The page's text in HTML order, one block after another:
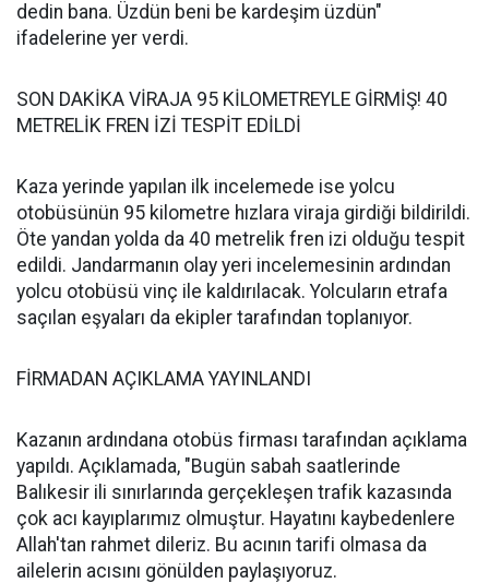
dedin bana. Üzdün beni be kardeşim üzdün"
ifadelerine yer verdi.
SON DAKİKA VİRAJA 95 KİLOMETREYLE GİRMİŞ! 40
METRELİK FREN İZİ TESPİT EDİLDİ
Kaza yerinde yapılan ilk incelemede ise yolcu
otobüsünün 95 kilometre hızlara viraja girdiği bildirildi.
Öte yandan yolda da 40 metrelik fren izi olduğu tespit
edildi. Jandarmanın olay yeri incelemesinin ardından
yolcu otobüsü vinç ile kaldırılacak. Yolcuların etrafa
saçılan eşyaları da ekipler tarafından toplanıyor.
FİRMADAN AÇIKLAMA YAYINLANDI
Kazanın ardındana otobüs firması tarafından açıklama
yapıldı. Açıklamada, "Bugün sabah saatlerinde
Balıkesir ili sınırlarında gerçekleşen trafik kazasında
çok acı kayıplarımız olmuştur. Hayatını kaybedenlere
Allah'tan rahmet dileriz. Bu acının tarifi olmasa da
ailelerin acısını gönülden paylaşıyoruz.